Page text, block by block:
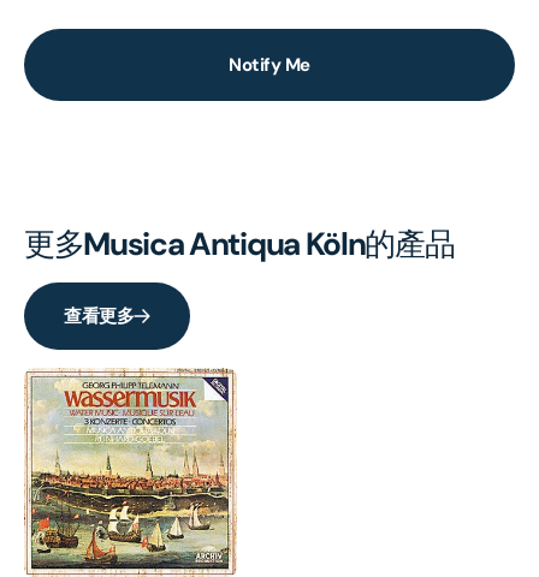
Notify Me
更多Musica Antiqua Köln的產品
查看更多